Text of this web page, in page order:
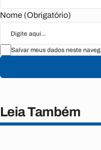
Nome (Obrigatório)
Salvar meus dados neste
Leia Também